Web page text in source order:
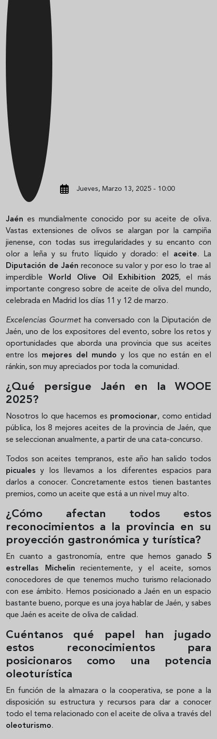
Jueves, Marzo 13, 2025 - 10:00
Jaén es mundialmente conocido por su aceite de oliva.
Vastas extensiones de olivos se alargan por la campiña
jienense, con todas sus irregularidades y su encanto con
olor a leña y su fruto líquido y dorado: el aceite. La
Diputación de Jaén reconoce su valor y por eso lo trae al
imperdible World Olive Oil Exhibition 2025, el más
importante congreso sobre de aceite de oliva del mundo,
celebrada en Madrid los días 11 y 12 de marzo.
Excelencias Gourmetha conversado con la Diputación de
Jaén, uno de los expositores del evento, sobre los retos y
oportunidades que aborda una provincia que sus aceites
entre los mejores del mundoy los que no están en el
ránkin, son muy apreciados por toda la comunidad.
¿Qué persigue Jaén en la WOOE
2025?
Nosotros lo que hacemos es promocionar, como entidad
pública, los 8 mejores aceites de la provincia de Jaén, que
se seleccionan anualmente, a partir de una cata-concurso.
Todos son aceites tempranos, este año han salido todos
picuales y los llevamos a los diferentes espacios para
darlos a conocer. Concretamente estos tienen bastantes
premios, como un aceite que está a un nivel muy alto.
¿Cómo afectan todos estos
reconocimientos a la provincia en su
proyección gastronómica y turística?
En cuanto a gastronomía, entre que hemos ganado 5
estrellas Michelin recientemente, y el aceite, somos
conocedores de que tenemos mucho turismo relacionado
con ese ámbito. Hemos posicionado a Jaén en un espacio
bastante bueno, porque es una joya hablar de Jaén, y sabes
que Jaén es aceite de oliva de calidad.
Cuéntanos qué papel han jugado
estos reconocimientos para
posicionaros como una potencia
oleoturística
En función de la almazara o la cooperativa, se pone a la
disposición su estructura y recursos para dar a conocer
todo el tema relacionado con el aceite de oliva a través del
oleoturismo.